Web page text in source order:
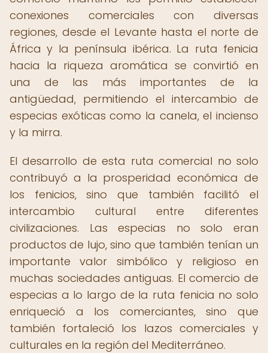
conexiones comerciales con diversas
regiones, desde el Levante hasta el norte de
África y la península ibérica. La ruta fenicia
hacia la riqueza aromática se convirtió en
una de las más importantes de la
antigüedad, permitiendo el intercambio de
especias exóticas como la canela, el incienso
y la mirra.
El desarrollo de esta ruta comercial no solo
contribuyó a la prosperidad económica de
los fenicios, sino que también facilitó el
intercambio cultural entre diferentes
civilizaciones. Las especias no solo eran
productos de lujo, sino que también tenían un
importante valor simbólico y religioso en
muchas sociedades antiguas. El comercio de
especias a lo largo de la ruta fenicia no solo
enriqueció a los comerciantes, sino que
también fortaleció los lazos comerciales y
culturales en la región del Mediterráneo.